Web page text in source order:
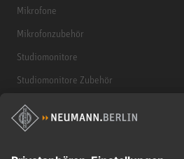
Mikrofone
Mikrofonzubehör
Studiomonitore
Studiomonitore Zubehör
Kopfhörer
Historische Mikrofone